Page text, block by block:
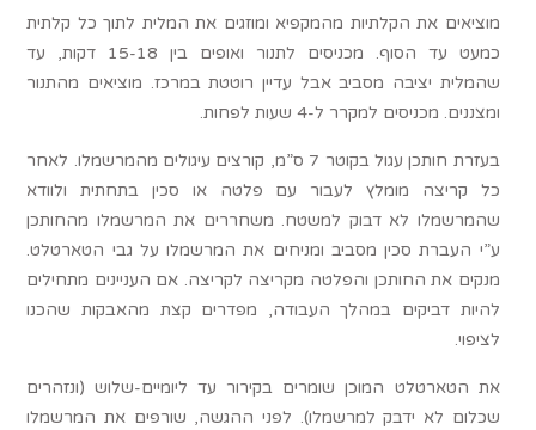
מוציאים את הקלתיות מהמקפיא ומוזגים את המלית לתוך כל קלתית
כמעט עד הסוף. מכניסים לתנור ואופים בין 15-18 דקות, עד
שהמלית יציבה מסביב אבל עדיין רוטטת במרכז. מוציאים מהתנור
ומצננים. מכניסים למקרר ל-4 שעות לפחות.
בעזרת חותכן עגול בקוטר 7 ס”מ, קורצים עיגולים מהמרשמלו. לאחר
כל קריצה מומלץ לעבור עם פלטה או סכין בתחתית ולוודא
שהמרשמלו לא דבוק למשטח. משחררים את המרשמלו מהחותכן
ע”י העברת סכין מסביב ומניחים את המרשמלו על גבי הטארטלט.
מנקים את החותכן והפלטה מקריצה לקריצה. אם העניינים מתחילים
להיות דביקים במהלך העבודה, מפדרים קצת מהאבקות שהכנו
לציפוי.
את הטארטלט המוכן שומרים בקירור עד ליומיים-שלוש (ונזהרים
שכלום לא ידבק למרשמלו). לפני ההגשה, שורפים את המרשמלו